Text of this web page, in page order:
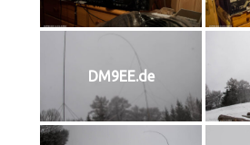
DM9EE.de